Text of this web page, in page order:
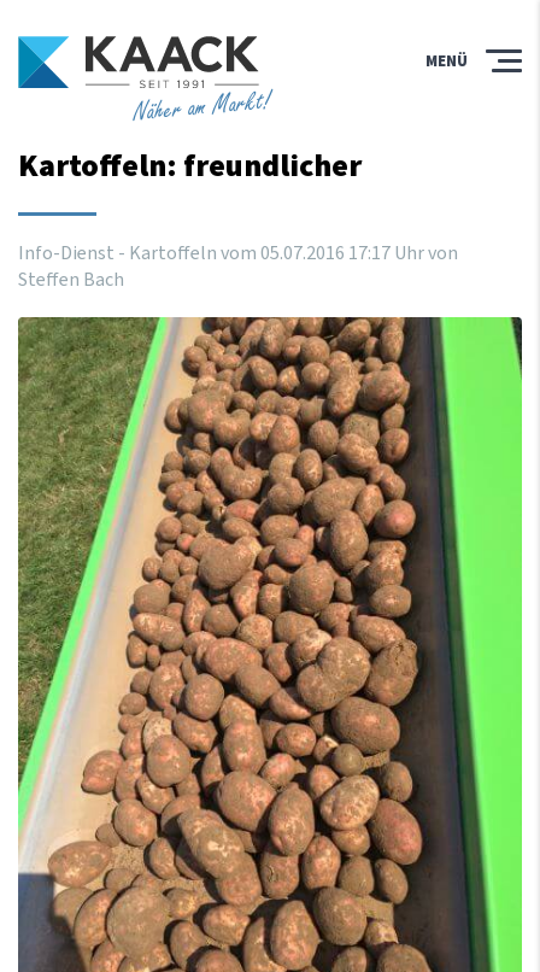
Näher am Markt!
MENÜ
Kartoffeln: freundlicher
Info-Dienst - Kartoffeln vom05.07.2016 17:17Uhrvon
Steffen Bach